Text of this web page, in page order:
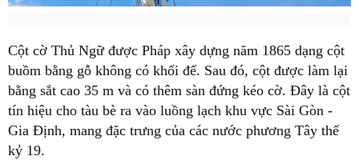
Cột cờ Thủ Ngữ được Pháp xây dựng năm 1865 dạng cột
buồm bằng gỗ không có khối đế. Sau đó, cột được làm lại
bằng sắt cao 35 m và có thêm sàn đứng kéo cờ. Đây là cột
tín hiệu cho tàu bè ra vào luồng lạch khu vực Sài Gòn -
Gia Định, mang đặc trưng của các nước phương Tây thế
kỷ 19.